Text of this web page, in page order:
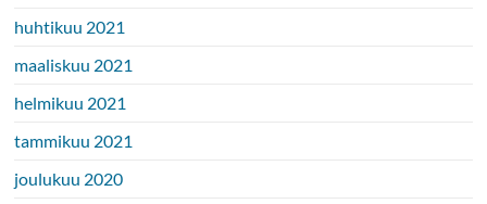
huhtikuu 2021
maaliskuu 2021
helmikuu 2021
tammikuu 2021
joulukuu 2020